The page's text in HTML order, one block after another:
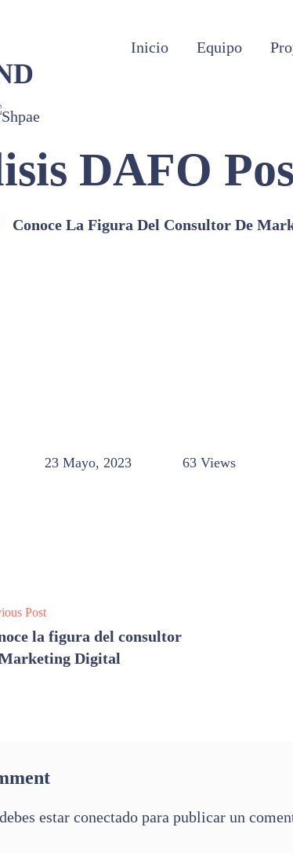
Inicio Equipo
DAFO
Conoce La Figura Del Consultor De
23 Mayo, 2023 63 Views
Post
la figura del consultor
Digital
estar conectado para publicar un